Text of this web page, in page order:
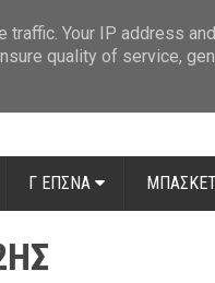
Γ ΕΠΣΝΑ ΜΠΑΣΚΕΤ
Your IP address
quality of service,